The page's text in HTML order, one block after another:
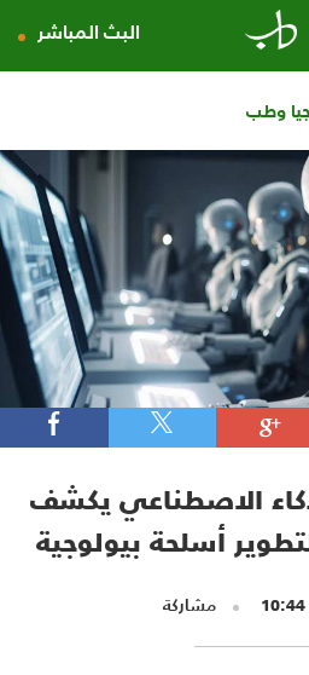
البث المباشر
وطب
الاصطناعي يكشف
أسلحة بيولوجية
مشاركة